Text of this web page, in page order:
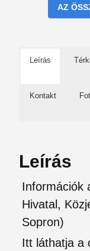
AZ
Leírás
Kontakt
Leírás
Információk
Hivatal,
Sopron)
Itt láthatja a